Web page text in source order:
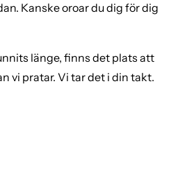
Kanske oroar du dig för dig
länge, finns det plats att
vi pratar. Vi tar det i din takt.